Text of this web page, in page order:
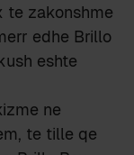
te zakonshme
edhe Brillo
eshte
ne
te tille qe